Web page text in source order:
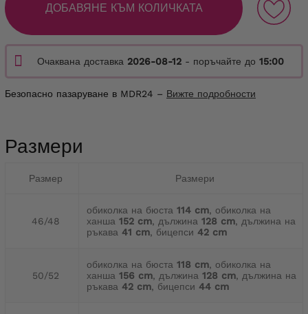
ДОБАВЯНЕ КЪМ КОЛИЧКАТА
Очаквана доставка 2026-08-12 - поръчайте до 15:00
Безопасно пазаруване в MDR24 – Вижте подробности
Размери
Размер Размери
46/48
обиколка на бюста 114 cm, обиколка на
ханша 152 cm, дължина 128 cm, дължина на
ръкава 41 cm, бицепси 42 cm
50/52
обиколка на бюста 118 cm, обиколка на
ханша 156 cm, дължина 128 cm, дължина на
ръкава 42 cm, бицепси 44 cm